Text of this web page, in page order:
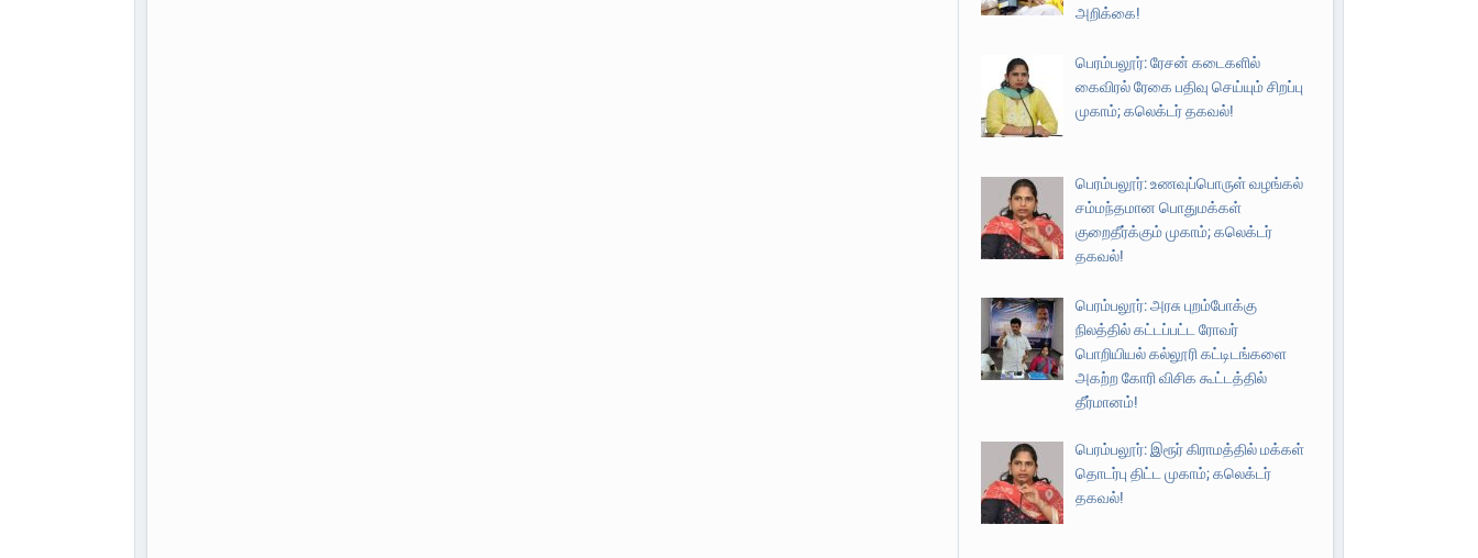
அறிக்கை!
பெரம்பலூர்: ரேசன் கடைகளில்
கைவிரல் ரேகை பதிவு செய்யும் சிறப்பு
முகாம்; கலெக்டர் தகவல்!
பெரம்பலூர்: உணவுப்பொருள் வழங்கல்
சம்மந்தமான பொதுமக்கள்
குறைதீர்க்கும் முகாம்; கலெக்டர்
தகவல்!
பெரம்பலூர்: அரசு புறம்போக்கு
நிலத்தில் கட்டப்பட்ட ரோவர்
பொறியியல் கல்லூரி கட்டிடங்களை
அகற்ற கோரி விசிக கூட்டத்தில்
தீர்மானம்!
பெரம்பலூர்: இரூர் கிராமத்தில் மக்கள்
தொடர்பு திட்ட முகாம்; கலெக்டர்
தகவல்!